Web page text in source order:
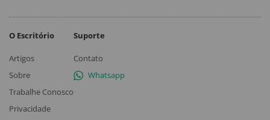
O Escritório
Artigos
Sobre
Trabalhe Conosco
Privacidade
Suporte
Contato
Whatsapp